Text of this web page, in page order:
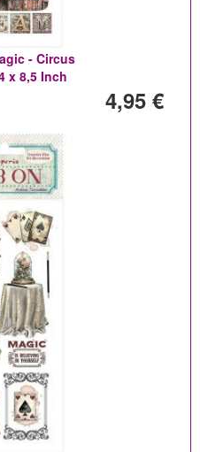
- Circus
x 8,5 Inch
4,95 €